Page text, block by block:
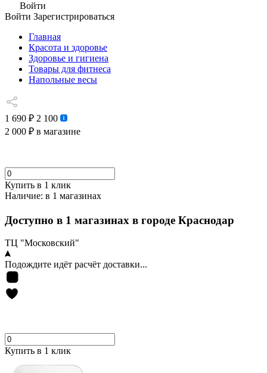
Войти
Войти Зарегистрироваться
Главная
Красота и здоровье
Здоровье и гигиена
Товары для фитнеса
Напольные весы
1 690 ₽ 2 100
2 000 ₽ в магазине
Купить в 1 клик
Наличие: в 1 магазинах
Доступно в 1 магазинах в городе Краснодар
ТЦ "Московский"
Подождите идёт расчёт доставки...
Купить в 1 клик